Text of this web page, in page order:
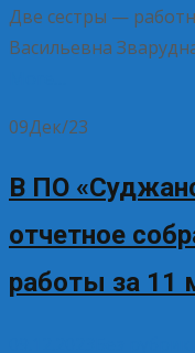
Две сестры —
Васильевна
09Дек/23
В ПО
отчетное
работы за 11